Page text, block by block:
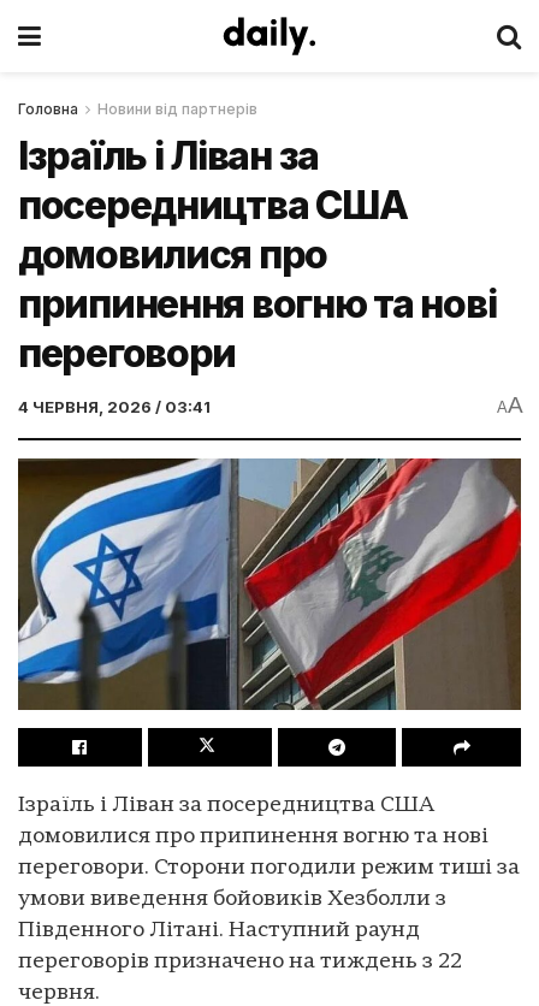
Головна Новини від партнерів
Ізраїль і Ліван за
посередництва США
домовилися про
припинення вогню та нові
переговори
4 ЧЕРВНЯ, 2026 / 03:41 AA
Ізраїль і Ліван за посередництва США
домовилися про припинення вогню та нові
переговори. Сторони погодили режим тиші за
умови виведення бойовиків Хезболли з
Південного Літані. Наступний раунд
переговорів призначено на тиждень з 22
червня.